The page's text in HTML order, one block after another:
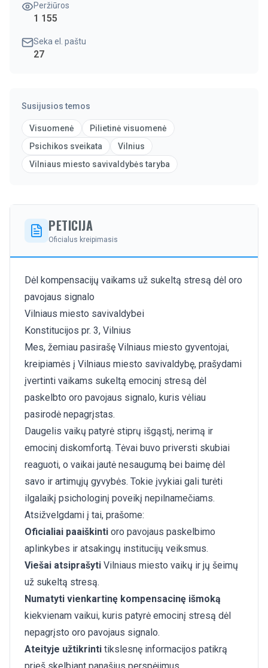
Peržiūros
1 155
Seka el. paštu
27
Susijusios temos
Visuomenė
Pilietinė visuomenė
Psichikos sveikata
Vilnius
Vilniaus miesto savivaldybės taryba
PETICIJA
Oficialus kreipimasis
Dėl kompensacijų vaikams už sukeltą stresą dėl oro
pavojaus signalo
Vilniaus miesto savivaldybei
Konstitucijos pr. 3, Vilnius
Mes, žemiau pasirašę Vilniaus miesto gyventojai,
kreipiamės į Vilniaus miesto savivaldybę, prašydami
įvertinti vaikams sukeltą emocinį stresą dėl
paskelbto oro pavojaus signalo, kuris vėliau
pasirodė nepagrįstas.
Daugelis vaikų patyrė stiprų išgąstį, nerimą ir
emocinį diskomfortą. Tėvai buvo priversti skubiai
reaguoti, o vaikai jautė nesaugumą bei baimę dėl
savo ir artimųjų gyvybės. Tokie įvykiai gali turėti
ilgalaikį psichologinį poveikį nepilnamečiams.
Atsižvelgdami į tai, prašome:
Oficialiai paaiškinti oro pavojaus paskelbimo
aplinkybes ir atsakingų institucijų veiksmus.
Viešai atsiprašyti Vilniaus miesto vaikų ir jų šeimų
už sukeltą stresą.
Numatyti vienkartinę kompensacinę išmoką
kiekvienam vaikui, kuris patyrė emocinį stresą dėl
nepagrįsto oro pavojaus signalo.
Ateityje užtikrinti tikslesnę informacijos patikrą